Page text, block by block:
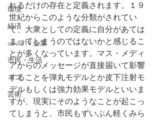
環境
経済
covid19 企業
市民・生活
ネコ
芸術
れるだけの存在と定義されます。１９
世紀からこのような分類がされてい
て、大衆としての定義に自分があては
まってしまうのではないかと感じるこ
とが多くなっています。マス・メディ
アからのメッセージが直接届いて影響
することを弾丸モデルとか皮下注射モ
デルもしくは強力効果モデルといいま
すが、現実にそのようなことが起こっ
てしまうと、市民もずいぶん軽くみら